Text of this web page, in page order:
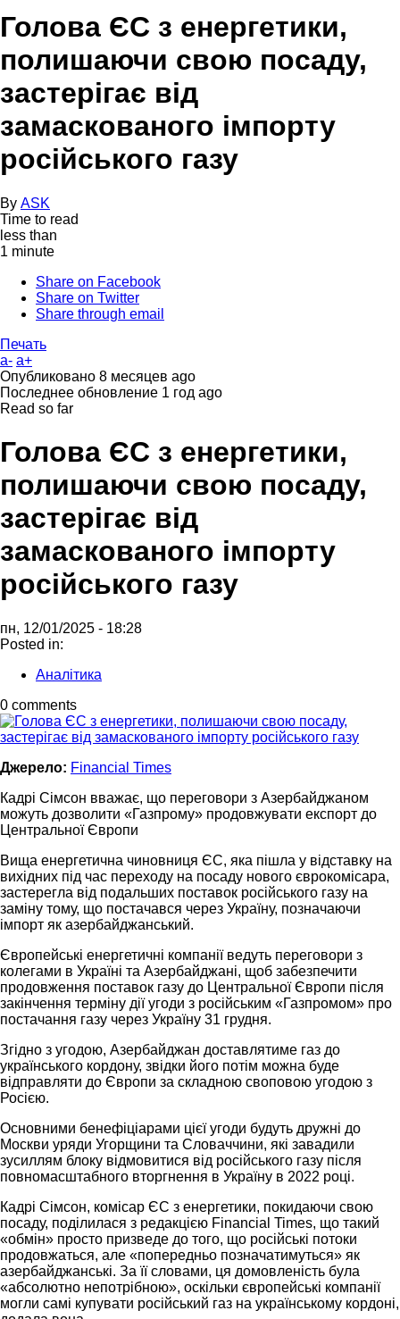
Голова ЄС з енергетики,
полишаючи свою посаду,
застерігає від
замаскованого імпорту
російського газу
By ASK
Time to read
less than
1 minute
Share on Facebook
Share on Twitter
Share through email
Печать
a- a+
Опубликовано 8 месяцев ago
Последнее обновление 1 год ago
Read so far
Голова ЄС з енергетики,
полишаючи свою посаду,
застерігає від
замаскованого імпорту
російського газу
пн, 12/01/2025 - 18:28
Posted in:
Аналітика
0 comments
Джерело: Financial Times
Кадрі Сімсон вважає, що переговори з Азербайджаном
можуть дозволити «Газпрому» продовжувати експорт до
Центральної Європи
Вища енергетична чиновниця ЄС, яка пішла у відставку на
вихідних під час переходу на посаду нового єврокомісара,
застерегла від подальших поставок російського газу на
заміну тому, що постачався через Україну, позначаючи
імпорт як азербайджанський.
Європейські енергетичні компанії ведуть переговори з
колегами в Україні та Азербайджані, щоб забезпечити
продовження поставок газу до Центральної Європи після
закінчення терміну дії угоди з російським «Газпромом» про
постачання газу через Україну 31 грудня.
Згідно з угодою, Азербайджан доставлятиме газ до
українського кордону, звідки його потім можна буде
відправляти до Європи за складною своповою угодою з
Росією.
Основними бенефіціарами цієї угоди будуть дружні до
Москви уряди Угорщини та Словаччини, які завадили
зусиллям блоку відмовитися від російського газу після
повномасштабного вторгнення в Україну в 2022 році.
Кадрі Сімсон, комісар ЄС з енергетики, покидаючи свою
посаду, поділилася з редакцією Financial Times, що такий
«обмін» просто призведе до того, що російські потоки
продовжаться, але «попередньо позначатимуться» як
азербайджанські. За її словами, ця домовленість була
«абсолютно непотрібною», оскільки європейські компанії
могли самі купувати російський газ на українському кордоні,